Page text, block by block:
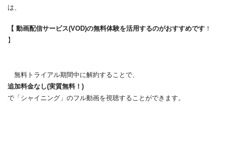
は、
【 動画配信サービス(VOD)の無料体験を活用するのがおすすめです ！
】
無料トライアル期間中に解約することで、
追加料金なし(実質無料！)
で「シャイニング」のフル動画を視聴することができます。